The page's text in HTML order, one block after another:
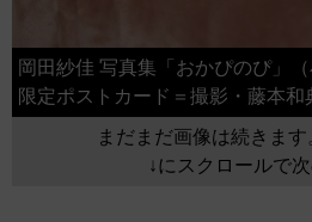
岡田紗佳 写真集「おかぴのぴ」
限定ポストカード＝撮影・藤本和
まだまだ画像は続きます
↓にスクロールで